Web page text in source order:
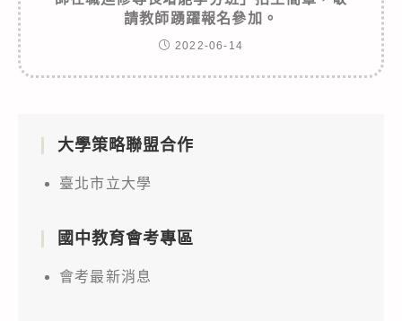
請教師踴躍報名參加。
2022-06-14
大學策略聯盟合作
臺北市立大學
國中教育會考專區
會考最新消息